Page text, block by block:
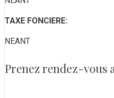
TAXE FONCIERE:
NEANT
Prenez rendez-vous